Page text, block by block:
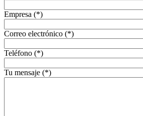
Empresa (*)
Correo electrónico (*)
Teléfono (*)
Tu mensaje (*)